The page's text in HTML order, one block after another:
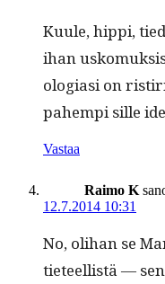
Kuule, hip­pi,
ihan
olo­giasi on
pahempi sille
Vastaa
Raimo K
12.7.2014 10:31
No, oli­han se
tieteel­listä —